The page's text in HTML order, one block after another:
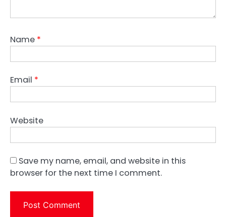
Name *
Email *
Website
Save my name, email, and website in this
browser for the next time I comment.